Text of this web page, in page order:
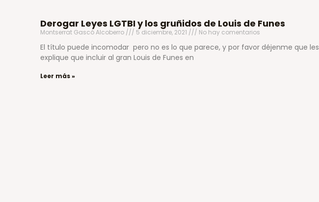
Derogar Leyes LGTBI y los gruñidos de Louis de Funes
Montserrat Gascó Alcoberro 5 diciembre, 2021 No hay comentarios
El título puede incomodar pero no es lo que parece, y por favor déjenme que les
explique que incluir al gran Louis de Funes en
Leer más »